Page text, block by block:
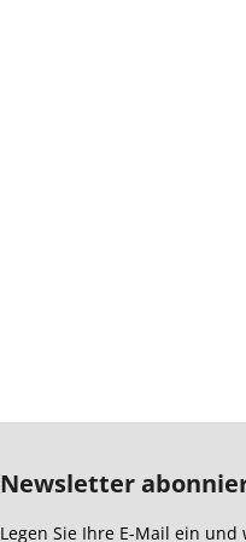
Newsletter
Legen Sie Ihre E-Mail ein und